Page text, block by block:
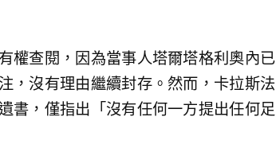
權查閱，因為當事人塔爾塔格利奧內已
，沒有理由繼續封存。然而，卡拉斯法
書，僅指出「沒有任何一方提出任何足